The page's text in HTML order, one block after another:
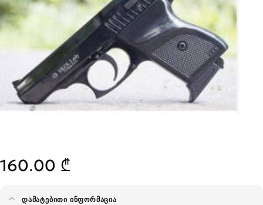
160.00 ₾
ᲓᲐᲛᲐᲢᲔᲑᲘᲗᲘ ᲘᲜᲤᲝᲠᲛᲐᲪᲘᲐ